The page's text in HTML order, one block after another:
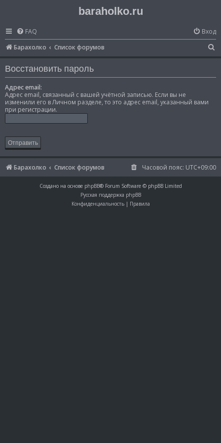
baraholko.ru
FAQ
Вход
Барахолко
Список форумов
о
Восстановить пароль
Адрес email:
Адрес email, связанный с вашей учётной записью. Если вы не
изменили его в Личном разделе, то это адрес email, указанный вами
при регистрации.
Барахолко Список форумов Часовой пояс: UTC+09:00
Создано на основе phpBB® Forum Software © phpBB Limited
Русская поддержка phpBB
Конфиденциальность| Правила